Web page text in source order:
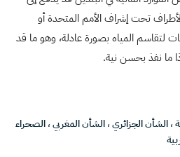
تحت إشراف الأمم المتحدة أو
لتقاسم المياه بصورة عادلة، وهو ما قد
ما نفذ بحسن نية.
،الشأن الجزائري،الشأن المغربي،الصحراء